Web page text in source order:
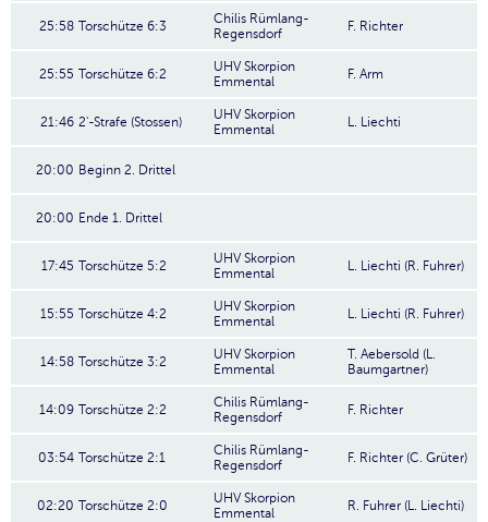
25:58 Torschütze 6:3
Chilis Rümlang-
Regensdorf
F. Richter
25:55 Torschütze 6:2
UHV Skorpion
Emmental
F. Arm
21:46 2'-Strafe (Stossen)
UHV Skorpion
Emmental
L. Liechti
20:00 Beginn 2. Drittel
20:00 Ende 1. Drittel
17:45 Torschütze 5:2
UHV Skorpion
Emmental
L. Liechti (R. Fuhrer)
15:55 Torschütze 4:2
UHV Skorpion
Emmental
L. Liechti (R. Fuhrer)
14:58 Torschütze 3:2
UHV Skorpion
Emmental
T. Aebersold (L.
Baumgartner)
14:09 Torschütze 2:2
Chilis Rümlang-
Regensdorf
F. Richter
03:54 Torschütze 2:1
Chilis Rümlang-
Regensdorf
F. Richter (C. Grüter)
02:20 Torschütze 2:0
UHV Skorpion
Emmental
R. Fuhrer (L. Liechti)